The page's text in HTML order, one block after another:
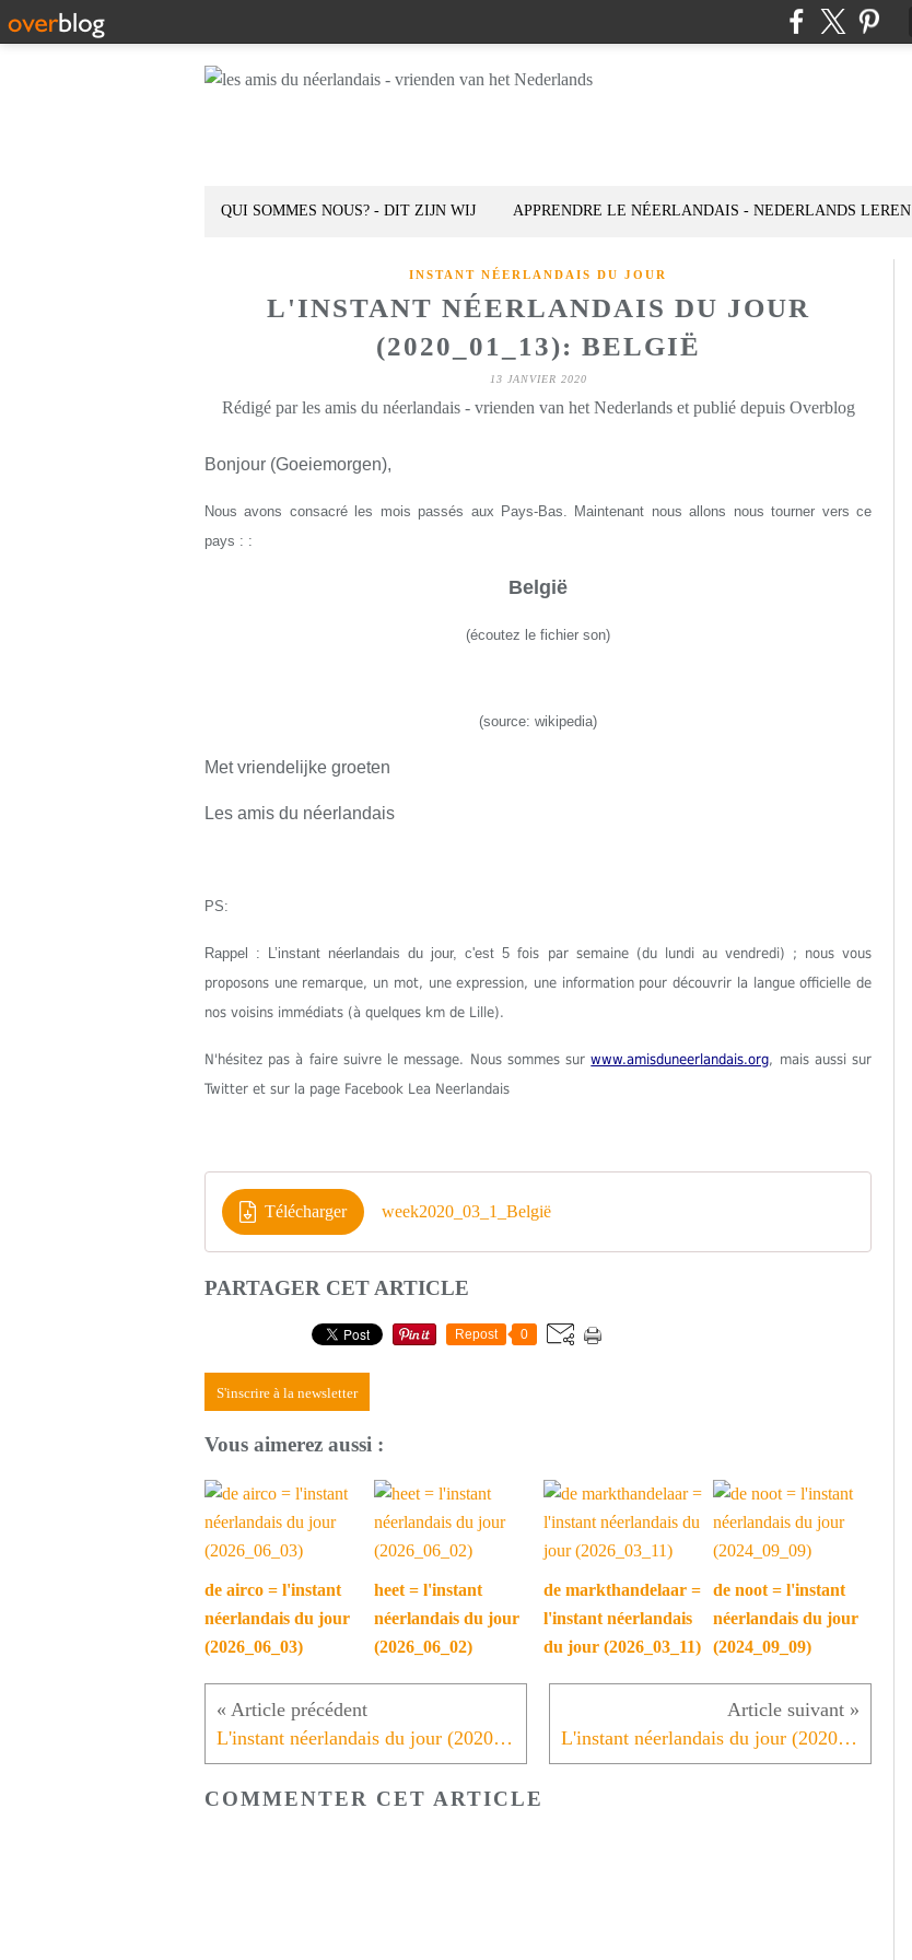
QUI SOMMES NOUS? - DIT ZIJN WIJ APPRENDRE LE NÉERLANDAIS - NEDERLANDS LEREN
INSTANT NÉERLANDAIS DU JOUR
L'INSTANT NÉERLANDAIS DU JOUR
(2020_01_13): BELGIË
13 JANVIER 2020
Rédigé par les amis du néerlandais - vrienden van het Nederlands et publié depuis Overblog
Bonjour (Goeiemorgen),
Nous avons consacré les mois passés aux Pays-Bas. Maintenant nous allons nous tourner vers ce
pays : :
België
(écoutez le fichier son)
(source: wikipedia)
Met vriendelijke groeten
Les amis du néerlandais
PS:
Rappel : L’instant néerlandais du jour, c'est 5fois par semaine (du lundi au vendredi) ; nous vous
proposons une remarque, un mot, une expression, une information pour découvrir la langue officielle de
nos voisins immédiats (à quelques km de Lille).
N'hésitez pas à faire suivre le message. Nous sommes surwww.amisduneerlandais.org, mais aussi sur
Twitter et sur la page Facebook Lea Neerlandais
Télécharger week2020_03_1_België
PARTAGER CET ARTICLE
Repost 0
S'inscrire à la newsletter
Vous aimerez aussi :
de airco = l'instant
néerlandais du jour
(2026_06_03)
heet = l'instant
néerlandais du jour
(2026_06_02)
de markthandelaar =
l'instant néerlandais
du jour (2026_03_11)
de noot = l'instant
néerlandais du jour
(2024_09_09)
L'instant néerlandais du jour (2020_01_10): Lidmaatschapsgeld / contributie L'instant néerlandais du jour (2020_01_14): een federale staat
COMMENTER CET ARTICLE